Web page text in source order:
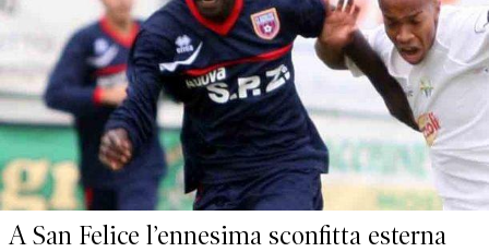
A San Felice l’ennesima sconfitta esterna